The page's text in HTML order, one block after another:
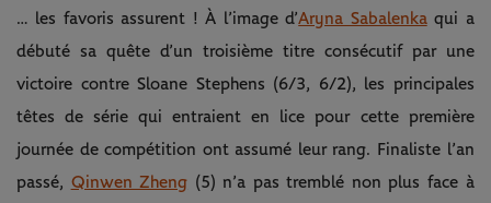
… les favoris assurent ! À l’image d’Aryna Sabalenkaqui a
débuté sa quête d’un troisième titre consécutif par une
victoire contre Sloane Stephens (6/3, 6/2), les principales
têtes de série qui entraient en lice pour cette première
journée de compétition ont assumé leur rang. Finaliste l’an
passé, Qinwen Zheng (5) n’a pas tremblé non plus face à